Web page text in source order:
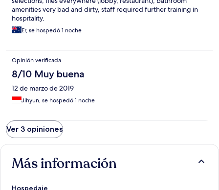
amenities very bad and dirty, staff required further training in
hospitality.
Er, se hospedó 1 noche
Opinión verificada
8/10 Muy buena
12 de marzo de 2019
Jihyun, se hospedó 1 noche
Ver 3 opiniones
Más información
Hospedaje